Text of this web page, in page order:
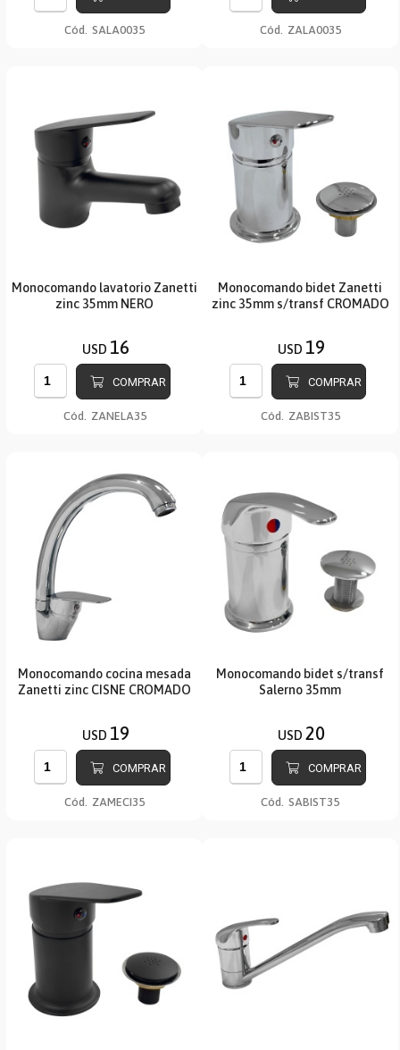
Cód. SALA0035 Cód. ZALA0035
Monocomando lavatorio Zanetti
zinc 35mm NERO
USD 16
COMPRAR
Cód. ZANELA35
Monocomando bidet Zanetti
zinc 35mm s/transf CROMADO
USD 19
COMPRAR
Cód. ZABIST35
Monocomando cocina mesada
Zanetti zinc CISNE CROMADO
USD 19
COMPRAR
Cód. ZAMECI35
Monocomando bidet s/transf
Salerno 35mm
USD 20
COMPRAR
Cód. SABIST35